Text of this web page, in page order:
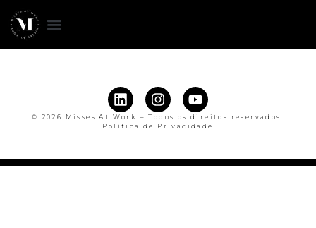
© 2026 Misses At Work – Todos os direitos reservados.
Política de Privacidade